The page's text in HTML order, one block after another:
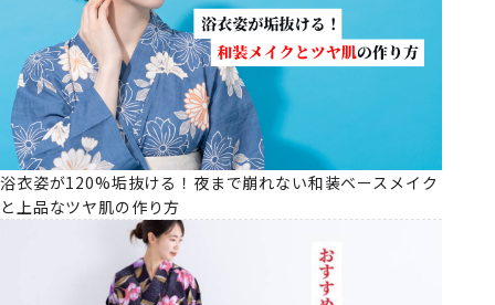
浴衣姿が120%垢抜ける！夜まで崩れない和装ベースメイク
と上品なツヤ肌の作り方